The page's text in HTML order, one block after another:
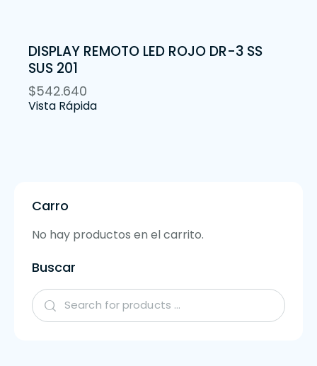
DISPLAY REMOTO LED ROJO DR-3 SS
SUS 201
$542.640
Vista Rápida
Carro
No hay productos en el carrito.
Buscar